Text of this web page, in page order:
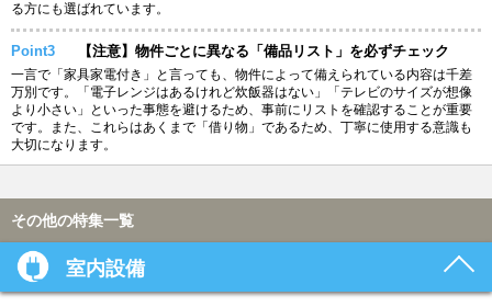
る方にも選ばれています。
Point3 【注意】物件ごとに異なる「備品リスト」を必ずチェック
一言で「家具家電付き」と言っても、物件によって備えられている内容は千差
万別です。「電子レンジはあるけれど炊飯器はない」「テレビのサイズが想像
より小さい」といった事態を避けるため、事前にリストを確認することが重要
です。また、これらはあくまで「借り物」であるため、丁寧に使用する意識も
大切になります。
その他の特集一覧
室内設備